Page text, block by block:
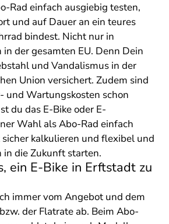
Rad einfach ausgiebig testen,
und auf Dauer an ein teures
bindest. Nicht nur in
der gesamten EU. Denn Dein
und Vandalismus in der
Union versichert. Zudem sind
und Wartungskosten schon
du das E-Bike oder E-
Wahl als Abo-Rad einfach
kalkulieren und flexibel und
die Zukunft starten.
ein E-Bike in Erftstadt zu
immer vom Angebot und dem
der Flatrate ab. Beim Abo-